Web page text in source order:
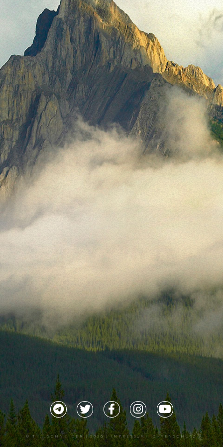
©TILLSCHNEIDER | 2026 |IMPRESSUM |DATENSCHUTZ